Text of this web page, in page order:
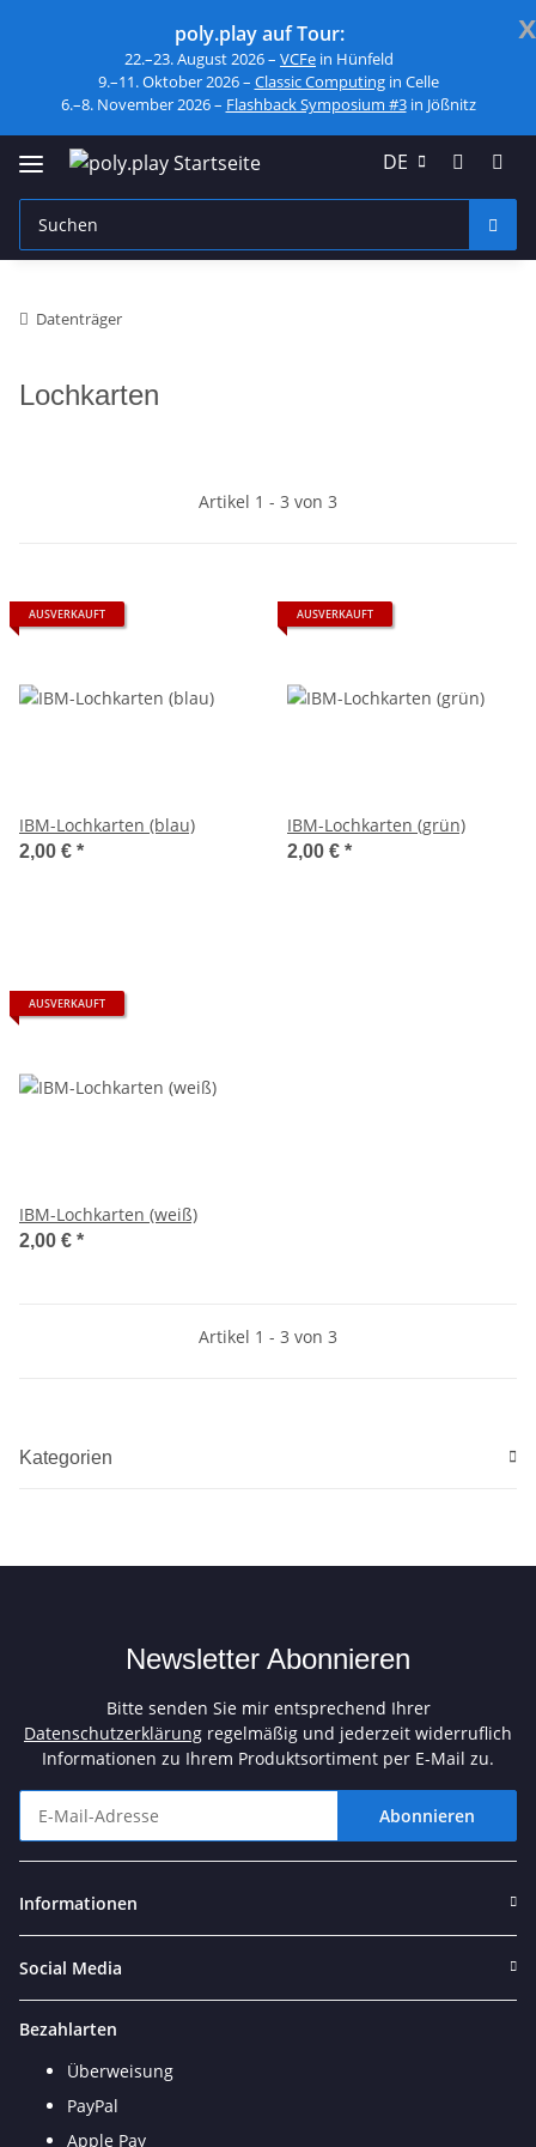
x
poly.play auf Tour:
22.–23. August 2026 – VCFe in Hünfeld
9.–11. Oktober 2026 – Classic Computingin Celle
6.–8. November 2026 – Flashback Symposium #3in Jößnitz
DE
Datenträger
Lochkarten
Artikel 1 - 3 von 3
AUSVERKAUFT
IBM-Lochkarten (blau)
2,00 € *
AUSVERKAUFT
IBM-Lochkarten (grün)
2,00 € *
AUSVERKAUFT
IBM-Lochkarten (weiß)
2,00 € *
Artikel 1 - 3 von 3
Kategorien
Newsletter Abonnieren
Bitte senden Sie mir entsprechend Ihrer
Datenschutzerklärung regelmäßig und jederzeit widerruflich
Informationen zu Ihrem Produktsortiment per E-Mail zu.
Abonnieren
Informationen
Social Media
Bezahlarten
Überweisung
PayPal
Apple Pay